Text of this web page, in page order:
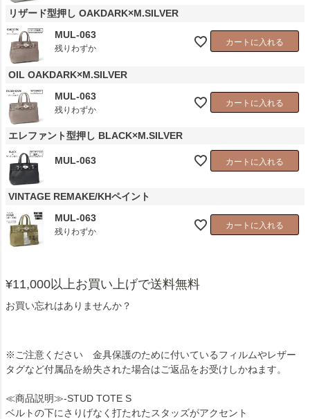
リザード型押し OAKDARK×M.SILVER
MUL-063
残りわずか
カートに入れる
OIL OAKDARK×M.SILVER
MUL-063
残りわずか
カートに入れる
エレファント型押し BLACK×M.SILVER
MUL-063 カートに入れる
VINTAGE REMAKE/KHペイント
MUL-063
残りわずか
カートに入れる
¥11,000以上お買い上げで送料無料
お買い忘れはありませんか？
※ご注意ください 金具保護のために付いているフィルムやレザー
タグなど付属品を紛失された場合はご返品をお受けしかねます。
≪商品説明≫-STUD TOTE S
ベルトの下にさりげなく打たれたスタッズがアクセント